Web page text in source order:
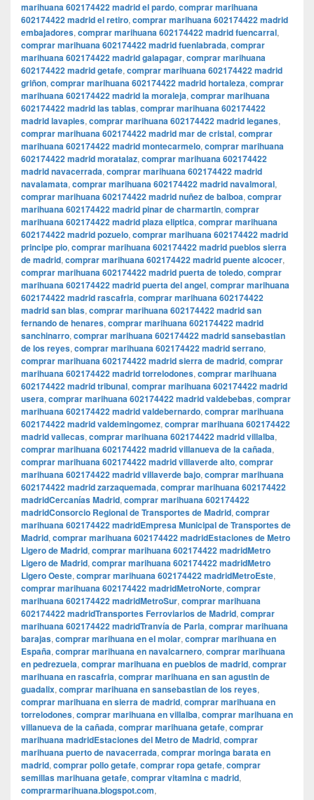
marihuana 602174422 madrid el pardo, comprar marihuana
602174422 madrid el retiro, comprar marihuana 602174422 madrid
embajadores, comprar marihuana 602174422 madrid fuencarral,
comprar marihuana 602174422 madrid fuenlabrada, comprar
marihuana 602174422 madrid galapagar, comprar marihuana
602174422 madrid getafe, comprar marihuana 602174422 madrid
griñon, comprar marihuana 602174422 madrid hortaleza, comprar
marihuana 602174422 madrid la moraleja, comprar marihuana
602174422 madrid las tablas, comprar marihuana 602174422
madrid lavapies, comprar marihuana 602174422 madrid leganes,
comprar marihuana 602174422 madrid mar de cristal, comprar
marihuana 602174422 madrid montecarmelo, comprar marihuana
602174422 madrid moratalaz, comprar marihuana 602174422
madrid navacerrada, comprar marihuana 602174422 madrid
navalamata, comprar marihuana 602174422 madrid navalmoral,
comprar marihuana 602174422 madrid nuñez de balboa, comprar
marihuana 602174422 madrid pinar de charmartin, comprar
marihuana 602174422 madrid plaza eliptica, comprar marihuana
602174422 madrid pozuelo, comprar marihuana 602174422 madrid
principe pio, comprar marihuana 602174422 madrid pueblos sierra
de madrid, comprar marihuana 602174422 madrid puente alcocer,
comprar marihuana 602174422 madrid puerta de toledo, comprar
marihuana 602174422 madrid puerta del angel, comprar marihuana
602174422 madrid rascafria, comprar marihuana 602174422
madrid san blas, comprar marihuana 602174422 madrid san
fernando de henares, comprar marihuana 602174422 madrid
sanchinarro, comprar marihuana 602174422 madrid sansebastian
de los reyes, comprar marihuana 602174422 madrid serrano,
comprar marihuana 602174422 madrid sierra de madrid, comprar
marihuana 602174422 madrid torrelodones, comprar marihuana
602174422 madrid tribunal, comprar marihuana 602174422 madrid
usera, comprar marihuana 602174422 madrid valdebebas, comprar
marihuana 602174422 madrid valdebernardo, comprar marihuana
602174422 madrid valdemingomez, comprar marihuana 602174422
madrid vallecas, comprar marihuana 602174422 madrid villalba,
comprar marihuana 602174422 madrid villanueva de la cañada,
comprar marihuana 602174422 madrid villaverde alto, comprar
marihuana 602174422 madrid villaverde bajo, comprar marihuana
602174422 madrid zarzaquemada, comprar marihuana 602174422
madridCercanías Madrid, comprar marihuana 602174422
madridConsorcio Regional de Transportes de Madrid, comprar
marihuana 602174422 madridEmpresa Municipal de Transportes de
Madrid, comprar marihuana 602174422 madridEstaciones de Metro
Ligero de Madrid, comprar marihuana 602174422 madridMetro
Ligero de Madrid, comprar marihuana 602174422 madridMetro
Ligero Oeste, comprar marihuana 602174422 madridMetroEste,
comprar marihuana 602174422 madridMetroNorte, comprar
marihuana 602174422 madridMetroSur, comprar marihuana
602174422 madridTransportes Ferroviarios de Madrid, comprar
marihuana 602174422 madridTranvía de Parla, comprar marihuana
barajas, comprar marihuana en el molar, comprar marihuana en
España, comprar marihuana en navalcarnero, comprar marihuana
en pedrezuela, comprar marihuana en pueblos de madrid, comprar
marihuana en rascafria, comprar marihuana en san agustin de
guadalix, comprar marihuana en sansebastian de los reyes,
comprar marihuana en sierra de madrid, comprar marihuana en
torrelodones, comprar marihuana en villalba, comprar marihuana en
villanueva de la cañada, comprar marihuana getafe, comprar
marihuana madridEstaciones del Metro de Madrid, comprar
marihuana puerto de navacerrada, comprar moringa barata en
madrid, comprar pollo getafe, comprar ropa getafe, comprar
semillas marihuana getafe, comprar vitamina c madrid,
comprarmarihuana.blogspot.com,